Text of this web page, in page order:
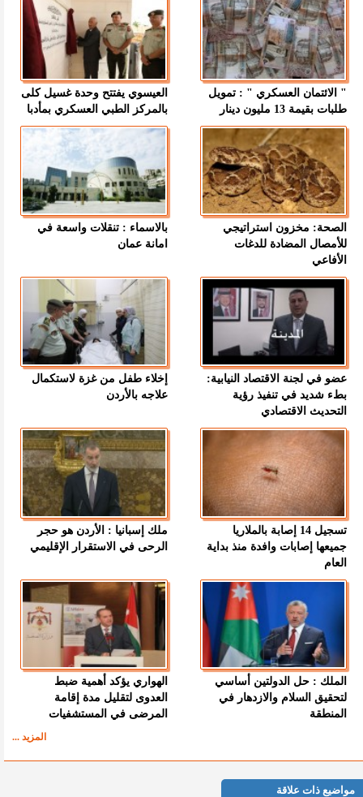
" الائتمان العسكري " : تمويل
طلبات بقيمة 13 مليون دينار
العيسوي يفتتح وحدة غسيل كلى
بالمركز الطبي العسكري بمأدبا
الصحة: مخزون استراتيجي
للأمصال المضادة للدغات
الأفاعي
بالاسماء : تنقلات واسعة في
امانة عمان
عضو في لجنة الاقتصاد النيابية:
بطء شديد في تنفيذ رؤية
التحديث الاقتصادي
إخلاء طفل من غزة لاستكمال
علاجه بالأردن
تسجيل 14 إصابة بالملاريا
جميعها إصابات وافدة منذ بداية
العام
ملك إسبانيا : الأردن هو حجر
الرحى في الاستقرار الإقليمي
الملك : حل الدولتين أساسي
لتحقيق السلام والازدهار في
المنطقة
الهواري يؤكد أهمية ضبط
العدوى لتقليل مدة إقامة
المرضى في المستشفيات
المزيد ...
مواضيع ذات علاقة